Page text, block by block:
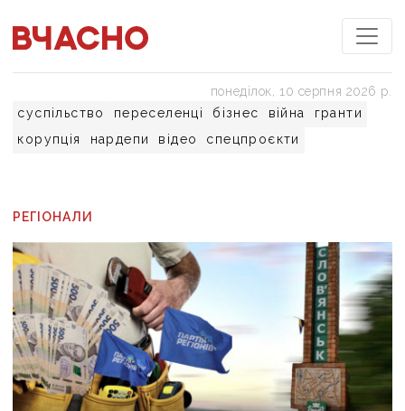
суспільство переселенці бізнес війна
гранти
корупція
нардепи відео спецпроєкти
понеділок, 10 серпня 2026 р.
РЕГІОНАЛИ